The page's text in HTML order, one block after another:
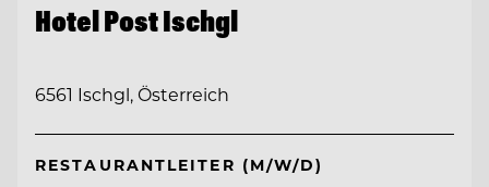
Hotel Post Ischgl
6561 Ischgl, Österreich
RESTAURANTLEITER (M/W/D)